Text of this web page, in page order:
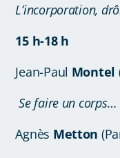
L’incorporation,
15 h-18 h
Jean-Paul Montel
Se faire un corps…
Agnès Metton